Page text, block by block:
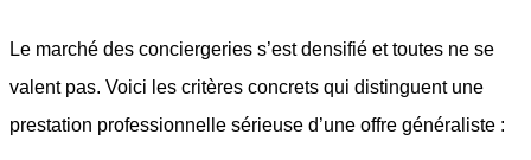
Le marché des conciergeries s’est densifié et toutes ne se
valent pas. Voici les critères concrets qui distinguent une
prestation professionnelle sérieuse d’une offre généraliste :